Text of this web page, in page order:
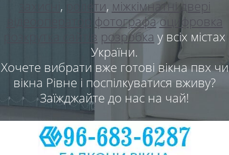
, ролети, міжкімнатні двері
відеооператор фотографаоцифровка
розкрутка сайтів розробка у всіх містах
України.
Хочете вибрати вже готові вікна пвх чи
вікна Рівне і поспілкуватися вживу?
Заїжджайте до нас на чай!